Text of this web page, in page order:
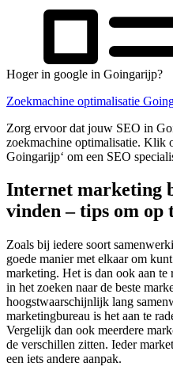
Hoger in google in Goingarijp?
Zoekmachine optimalisatie
Zorg ervoor dat jouw SEO in
zoekmachine optimalisatie. Klik
Goingarijp‘ om een SEO
Internet marketing
vinden – tips om op
Zoals bij iedere soort
goede manier met elkaar om
marketing. Het is dan ook aan te
in het zoeken naar de beste
hoogstwaarschijnlijk lang
marketingbureau is het aan te
Vergelijk dan ook meerdere
de verschillen zitten. Ieder
een iets andere aanpak.